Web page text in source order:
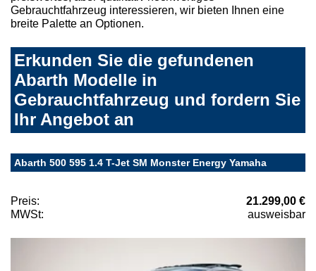
Gebrauchtfahrzeug interessieren, wir bieten Ihnen eine
breite Palette an Optionen.
Erkunden Sie die gefundenen
Abarth Modelle in
Gebrauchtfahrzeug und fordern Sie
Ihr Angebot an
Abarth 500 595 1.4 T-Jet SM Monster Energy Yamaha
Preis:
21.299,00 €
MWSt:
ausweisbar